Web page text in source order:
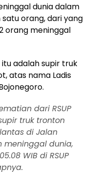
dunia dalam
orang, dari yang
orang meninggal
adalah supir truk
atas nama Ladis
dari RSUP
truk tronton
di Jalan
meninggal dunia,
WIB di RSUP